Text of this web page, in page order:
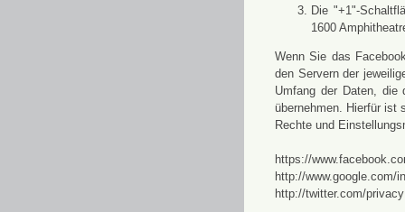
Die "+1"-
1600
Wenn Sie das
den Servern der
Umfang der Daten, die
übernehmen. Hierfür ist
Rechte und
https://
http://www.google.com/
http://twitter.com/privacy